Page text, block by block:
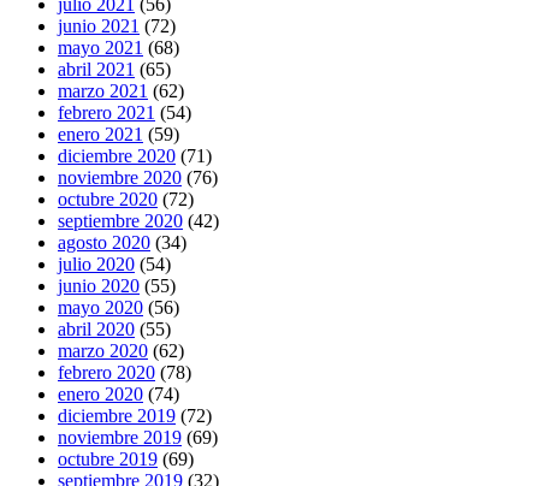
junio 2021 (72)
mayo 2021 (68)
abril 2021 (65)
marzo 2021 (62)
febrero 2021 (54)
enero 2021 (59)
diciembre 2020 (71)
noviembre 2020 (76)
octubre 2020 (72)
septiembre 2020 (42)
agosto 2020 (34)
julio 2020 (54)
junio 2020 (55)
mayo 2020 (56)
abril 2020 (55)
marzo 2020 (62)
febrero 2020 (78)
enero 2020 (74)
diciembre 2019 (72)
noviembre 2019 (69)
octubre 2019 (69)
septiembre 2019 (32)